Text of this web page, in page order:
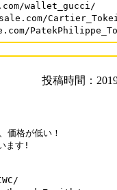
wallet_gucci/
投稿時間：
価格が低い！
ます!